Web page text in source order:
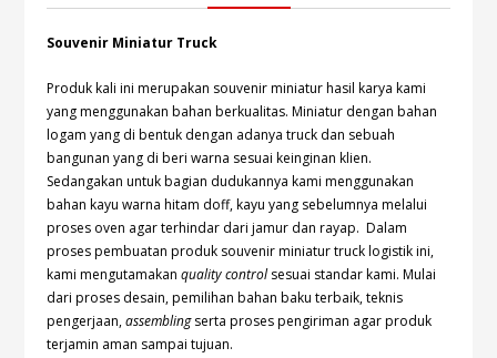
Souvenir Miniatur Truck
Produk kali ini merupakan souvenir miniatur hasil karya kami
yang menggunakan bahan berkualitas. Miniatur dengan bahan
logam yang di bentuk dengan adanya truck dan sebuah
bangunan yang di beri warna sesuai keinginan klien.
Sedangakan untuk bagian dudukannya kami menggunakan
bahan kayu warna hitam doff, kayu yang sebelumnya melalui
proses oven agar terhindar dari jamur dan rayap. Dalam
proses pembuatan produk souvenir miniatur truck logistik ini,
kami mengutamakanquality controlsesuai standar kami. Mulai
dari proses desain, pemilihan bahan baku terbaik, teknis
pengerjaan,assemblingserta proses pengiriman agar produk
terjamin aman sampai tujuan.